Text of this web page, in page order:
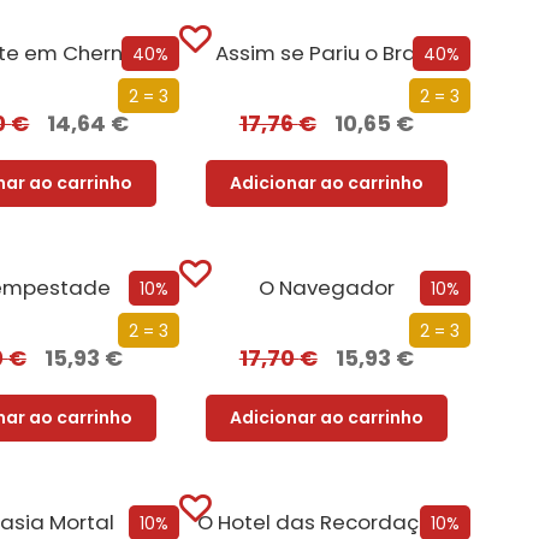
40%
2 = 3
em Chernobyl
€ 14,64 €
ao carrinho
40%
2 = 3
Assim se Pariu o Brasil
17,76€ 10,65 €
Adicionar ao carrinho
10%
2 = 3
€ 15,93 €
ao carrinho
10%
2 = 3
O Navegador
17,70€ 15,93 €
Adicionar ao carrinho
10%
Mortal
10%
O Hotel das Recordações